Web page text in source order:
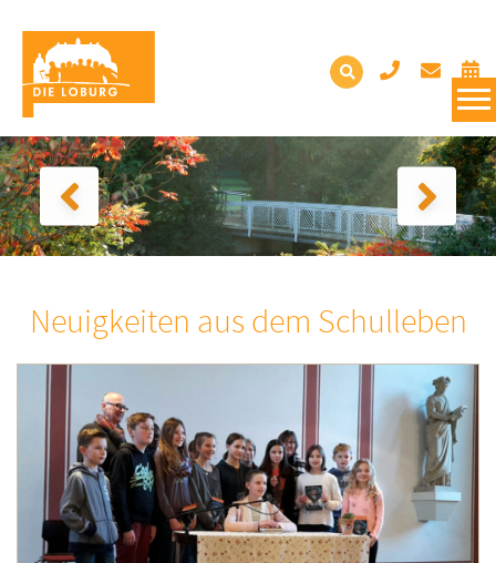
Neuigkeiten aus dem Schulleben